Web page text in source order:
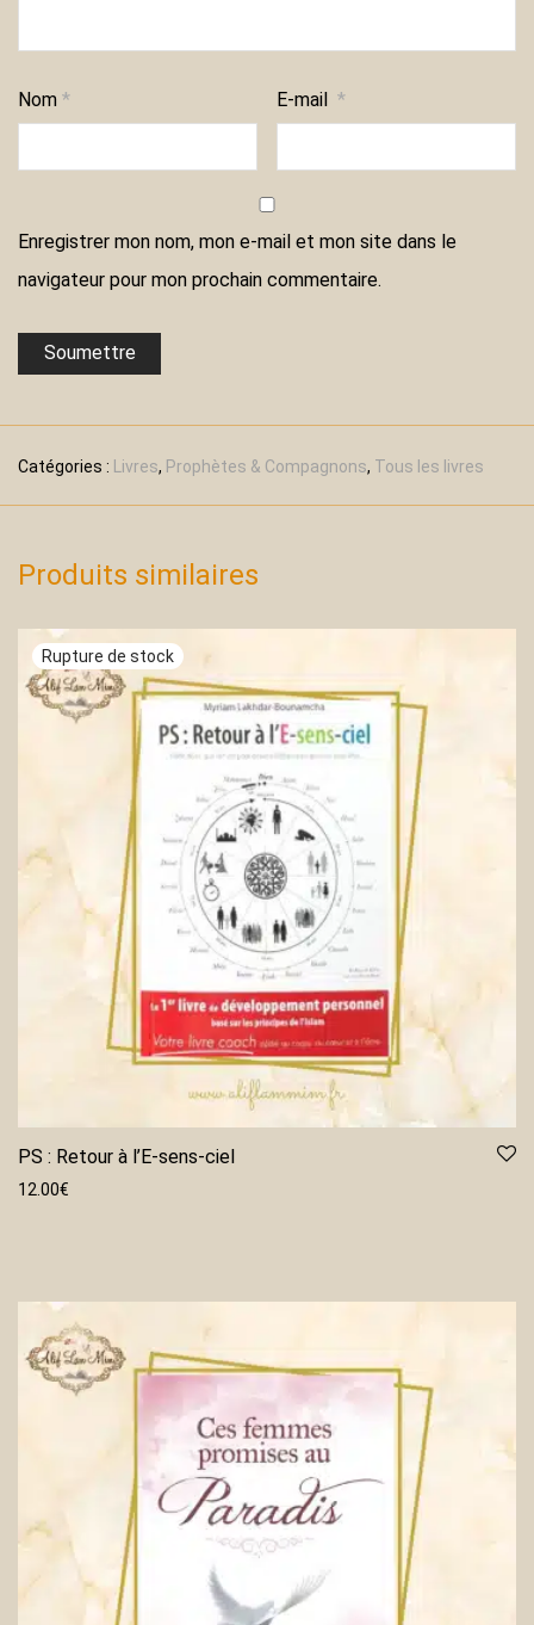
Nom * E-mail*
Enregistrer mon nom, mon e-mail et mon site dans le
navigateur pour mon prochain commentaire.
Catégories : Livres, Prophètes & Compagnons, Tous les livres
Produits similaires
PS : Retour à l’E-sens-ciel
12.00€